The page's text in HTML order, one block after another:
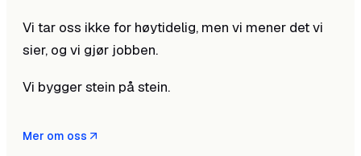
Vi tar oss ikke for høytidelig, men vi mener det vi
sier, og vi gjør jobben.
Vi bygger stein på stein.
Mer om oss